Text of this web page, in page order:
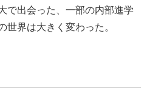
で出会った、一部の内部進学
界は大きく変わった。